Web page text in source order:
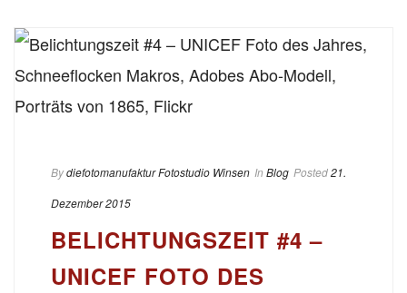
Bydiefotomanufaktur Fotostudio Winsen In Blog Posted21.
Dezember 2015
BELICHTUNGSZEIT #4 –
UNICEF FOTO DES